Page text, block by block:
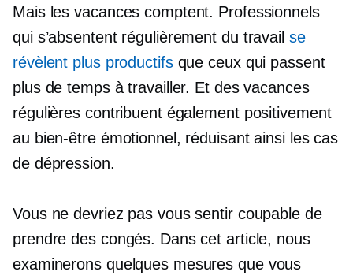
Mais les vacances comptent. Professionnels
qui s’absentent régulièrement du travail se
révèlent plus productifsque ceux qui passent
plus de temps à travailler. Et des vacances
régulières contribuent également positivement
au bien-être émotionnel, réduisant ainsi les cas
de dépression.
Vous ne devriez pas vous sentir coupable de
prendre des congés. Dans cet article, nous
examinerons quelques mesures que vous